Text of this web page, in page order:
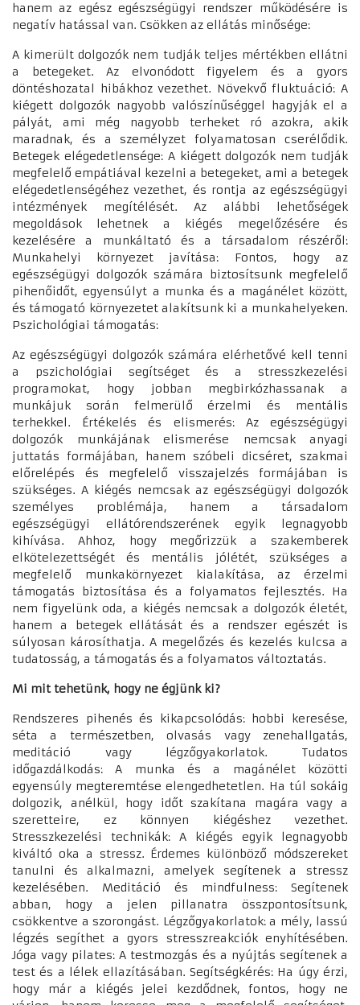
hanem az egész egészségügyi rendszer működésére is
negatív hatással van. Csökken az ellátás minősége:
A kimerült dolgozók nem tudják teljes mértékben ellátni
a betegeket. Az elvonódott figyelem és a gyors
döntéshozatal hibákhoz vezethet. Növekvő fluktuáció: A
kiégett dolgozók nagyobb valószínűséggel hagyják el a
pályát, ami még nagyobb terheket ró azokra, akik
maradnak, és a személyzet folyamatosan cserélődik.
Betegek elégedetlensége: A kiégett dolgozók nem tudják
megfelelő empátiával kezelni a betegeket, ami a betegek
elégedetlenségéhez vezethet, és rontja az egészségügyi
intézmények megítélését. Az alábbi lehetőségek
megoldások lehetnek a kiégés megelőzésére és
kezelésére a munkáltató és a társadalom részéről:
Munkahelyi környezet javítása: Fontos, hogy az
egészségügyi dolgozók számára biztosítsunk megfelelő
pihenőidőt, egyensúlyt a munka és a magánélet között,
és támogató környezetet alakítsunk ki a munkahelyeken.
Pszichológiai támogatás:
Az egészségügyi dolgozók számára elérhetővé kell tenni
a pszichológiai segítséget és a stresszkezelési
programokat, hogy jobban megbirkózhassanak a
munkájuk során felmerülő érzelmi és mentális
terhekkel. Értékelés és elismerés: Az egészségügyi
dolgozók munkájának elismerése nemcsak anyagi
juttatás formájában, hanem szóbeli dicséret, szakmai
előrelépés és megfelelő visszajelzés formájában is
szükséges. A kiégés nemcsak az egészségügyi dolgozók
személyes problémája, hanem a társadalom
egészségügyi ellátórendszerének egyik legnagyobb
kihívása. Ahhoz, hogy megőrizzük a szakemberek
elkötelezettségét és mentális jólétét, szükséges a
megfelelő munkakörnyezet kialakítása, az érzelmi
támogatás biztosítása és a folyamatos fejlesztés. Ha
nem figyelünk oda, a kiégés nemcsak a dolgozók életét,
hanem a betegek ellátását és a rendszer egészét is
súlyosan károsíthatja. A megelőzés és kezelés kulcsa a
tudatosság, a támogatás és a folyamatos változtatás.
Mi mit tehetünk, hogy ne égjünk ki?
Rendszeres pihenés és kikapcsolódás: hobbi keresése,
séta a természetben, olvasás vagy zenehallgatás,
meditáció vagy légzőgyakorlatok. Tudatos
időgazdálkodás: A munka és a magánélet közötti
egyensúly megteremtése elengedhetetlen. Ha túl sokáig
dolgozik, anélkül, hogy időt szakítana magára vagy a
szeretteire, ez könnyen kiégéshez vezethet.
Stresszkezelési technikák: A kiégés egyik legnagyobb
kiváltó oka a stressz. Érdemes különböző módszereket
tanulni és alkalmazni, amelyek segítenek a stressz
kezelésében. Meditáció és mindfulness: Segítenek
abban, hogy a jelen pillanatra összpontosítsunk,
csökkentve a szorongást. Légzőgyakorlatok: a mély, lassú
légzés segíthet a gyors stresszreakciók enyhítésében.
Jóga vagy pilates: A testmozgás és a nyújtás segítenek a
test és a lélek ellazításában. Segítségkérés: Ha úgy érzi,
hogy már a kiégés jelei kezdődnek, fontos, hogy ne